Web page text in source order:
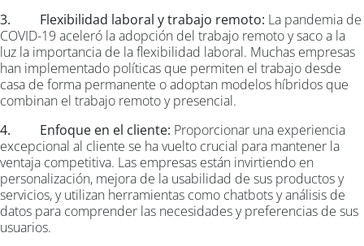
3. Flexibilidad laboral y trabajo remoto: La pandemia de
COVID-19 aceleró la adopción del trabajo remoto y saco a la
luz la importancia de la flexibilidad laboral. Muchas empresas
han implementado políticas que permiten el trabajo desde
casa de forma permanente o adoptan modelos híbridos que
combinan el trabajo remoto y presencial.
4. Enfoque en el cliente: Proporcionar una experiencia
excepcional al cliente se ha vuelto crucial para mantener la
ventaja competitiva. Las empresas están invirtiendo en
personalización, mejora de la usabilidad de sus productos y
servicios, y utilizan herramientas como chatbots y análisis de
datos para comprender las necesidades y preferencias de sus
usuarios.